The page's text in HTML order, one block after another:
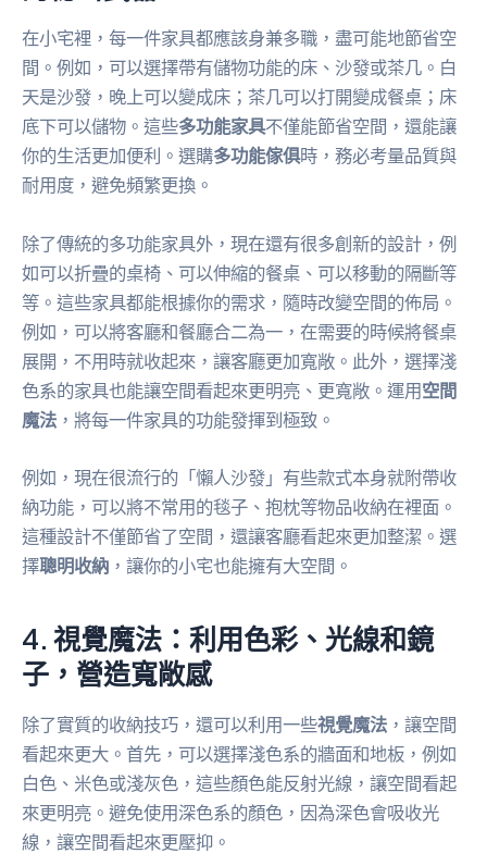
在小宅裡，每一件家具都應該身兼多職，盡可能地節省空
間。例如，可以選擇帶有儲物功能的床、沙發或茶几。白
天是沙發，晚上可以變成床；茶几可以打開變成餐桌；床
底下可以儲物。這些多功能家具不僅能節省空間，還能讓
你的生活更加便利。選購多功能傢俱時，務必考量品質與
耐用度，避免頻繁更換。
除了傳統的多功能家具外，現在還有很多創新的設計，例
如可以折疊的桌椅、可以伸縮的餐桌、可以移動的隔斷等
等。這些家具都能根據你的需求，隨時改變空間的佈局。
例如，可以將客廳和餐廳合二為一，在需要的時候將餐桌
展開，不用時就收起來，讓客廳更加寬敞。此外，選擇淺
色系的家具也能讓空間看起來更明亮、更寬敞。運用空間
魔法 ，將每一件家具的功能發揮到極致。
例如，現在很流行的「懶人沙發」有些款式本身就附帶收
納功能，可以將不常用的毯子、抱枕等物品收納在裡面。
這種設計不僅節省了空間，還讓客廳看起來更加整潔。選
擇聰明收納 ，讓你的小宅也能擁有大空間。
4. 視覺魔法：利用色彩、光線和鏡
子，營造寬敞感
除了實質的收納技巧，還可以利用一些視覺魔法 ，讓空間
看起來更大。首先，可以選擇淺色系的牆面和地板，例如
白色、米色或淺灰色，這些顏色能反射光線，讓空間看起
來更明亮。避免使用深色系的顏色，因為深色會吸收光
線，讓空間看起來更壓抑。